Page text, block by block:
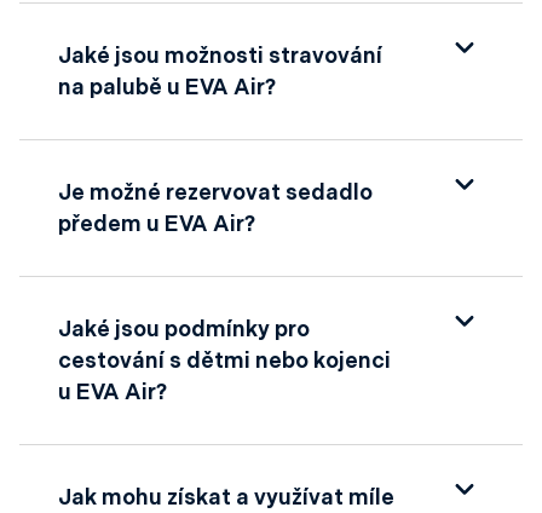
limitu velikosti a hmotnosti pro příruční a
odbavená zavazadla na svých webových
stránkách, stejně jako o možnostech při
Jaké jsou možnosti stravování
na palubě u EVA Air?
gurmánského občerstvení a nápojů, včetně
speciálních stravovacích možností, které lze
předobjednat. V business třídě a vyšších
Je možné rezervovat sedadlo
předem u EVA Air?
sedadla předem prostřednictvím jejich
webových stránek nebo mobilní aplikace,
nabízí možnost vybrat si preferované místo
Jaké jsou podmínky pro
cestování s dětmi nebo kojenci
u EVA Air?
cestující s dětmi a kojenci, včetně slev na
Jak mohu získat a využívat míle